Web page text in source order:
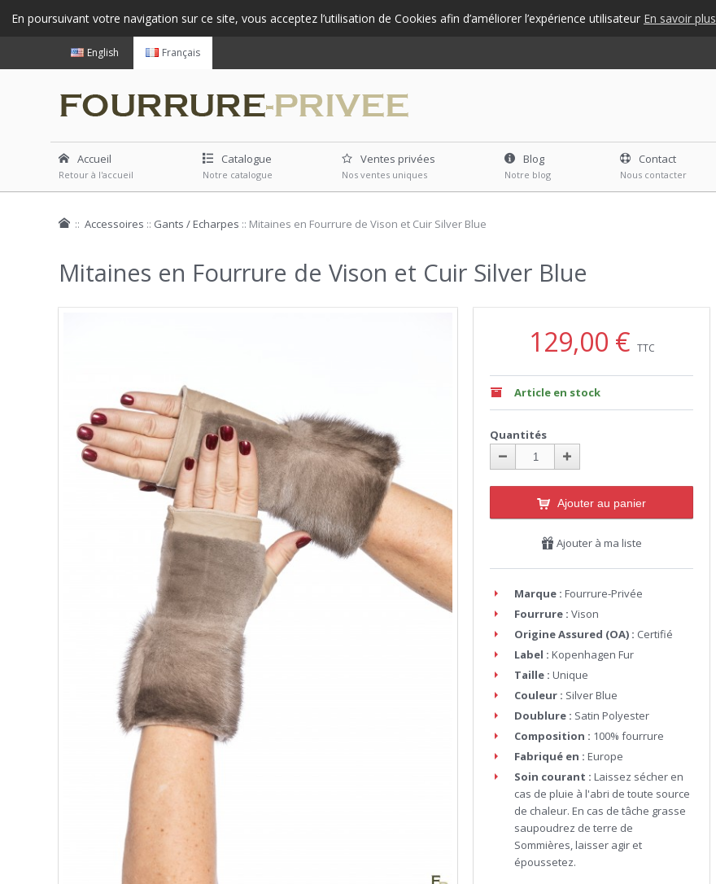
En poursuivant votre navigation sur ce site, vous acceptez l’utilisation de Cookies afin d’améliorer l’expérience utilisateur En savoir plus
English Français
Accueil
Retour à l'accueil
Catalogue
Notre catalogue
Ventes privées
Nos ventes uniques
Blog
Notre blog
Contact
Nous contacter
:: Accessoires :: Gants / Echarpes :: Mitaines en Fourrure de Vison et Cuir Silver Blue
Mitaines en Fourrure de Vison et Cuir Silver Blue
129,00 € TTC
Article en stock
Quantités
Ajouter au panier
Ajouter à ma liste
Marque : Fourrure-Privée
Fourrure : Vison
Origine Assured (OA) : Certifié
Label : Kopenhagen Fur
Taille : Unique
Couleur : Silver Blue
Doublure : Satin Polyester
Composition : 100% fourrure
Fabriqué en : Europe
Soin courant : Laissez sécher en
cas de pluie à l'abri de toute source
de chaleur. En cas de tâche grasse
saupoudrez de terre de
Sommières, laisser agir et
époussetez.